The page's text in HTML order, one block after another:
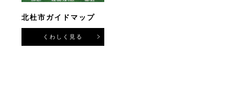
北杜市ガイドマップ
くわしく見る